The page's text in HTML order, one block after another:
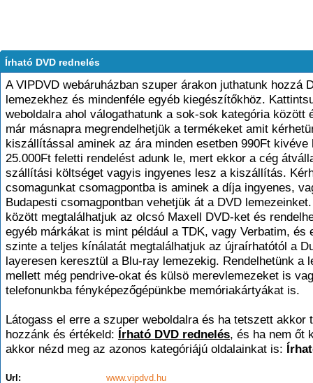
Írható DVD rednelés
A VIPDVD webáruházban szuper árakon juthatunk hozzá
lemezekhez és mindenféle egyéb kiegészítőkhöz.
weboldalra ahol válogathatunk a sok-sok kategória között
már másnapra megrendelhetjük a termékeket amit
kiszállítással aminek az ára minden esetben 990Ft kivéve
25.000Ft feletti rendelést adunk le, mert ekkor a cég
szállítási költséget vagyis ingyenes lesz a kiszállítás.
csomagunkat csomagpontba is aminek a díja ingyenes,
Budapesti csomagpontban vehetjük át a DVD
között megtalálhatjuk az olcsó Maxell DVD-ket és
egyéb márkákat is mint például a TDK, vagy Verbatim, és
szinte a teljes kínálatát megtalálhatjuk az újraírhatótól a
layeresen keresztül a Blu-ray lemezekig. Rendelhetünk a
mellett még pendrive-okat és külsö merevlemezeket is
telefonunkba fényképezőgépünkbe memóriakártyákat is.
Látogass el erre a szuper weboldalra és ha tetszett akkor
hozzánk és értékeld: Írható DVD rednelés, és ha nem őt
akkor nézd meg az azonos kategóriájú oldalainkat is:
Url:
www.vipdvd.hu